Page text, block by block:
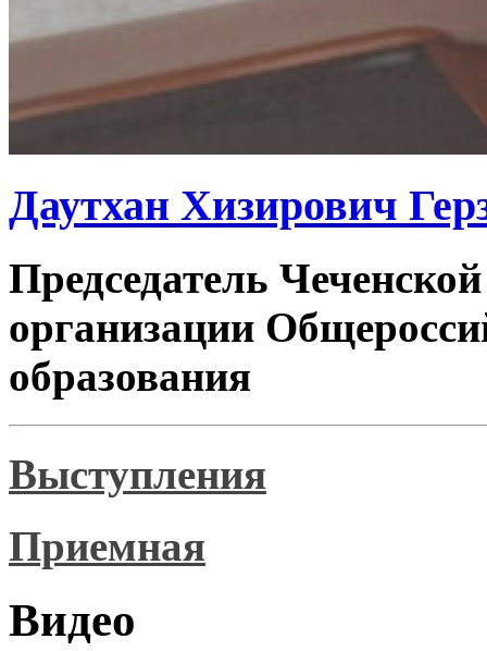
Даутхан Хизирович
Председатель
организации
образования
Выступления
Приемная
Видео